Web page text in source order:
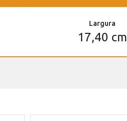
Largura
17,40 cm